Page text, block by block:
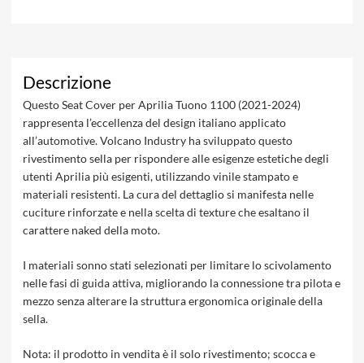
Descrizione
Questo Seat Cover per Aprilia Tuono 1100 (2021-2024)
rappresenta l’eccellenza del design italiano applicato
all’automotive. Volcano Industry ha sviluppato questo
rivestimento sella per rispondere alle esigenze estetiche degli
utenti Aprilia più esigenti, utilizzando vinile stampato e
materiali resistenti. La cura del dettaglio si manifesta nelle
cuciture rinforzate e nella scelta di texture che esaltano il
carattere naked della moto.
I materiali sonno stati selezionati per limitare lo scivolamento
nelle fasi di guida attiva, migliorando la connessione tra pilota e
mezzo senza alterare la struttura ergonomica originale della
sella.
Nota: il prodotto in vendita è il solo rivestimento; scocca e